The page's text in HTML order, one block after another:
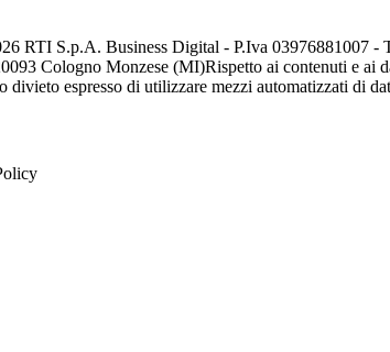
RTI S.p.A. Business Digital - P.Iva 03976881007 -
Cologno Monzese (MI)Rispetto ai contenuti e ai
divieto espresso di utilizzare mezzi automatizzati di